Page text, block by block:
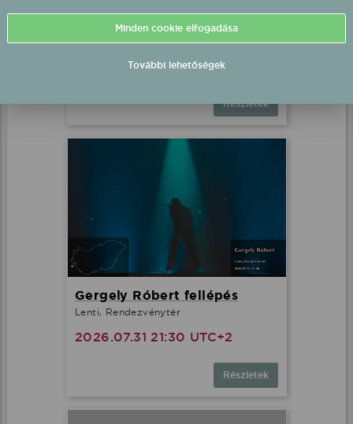
Peter Srámek fellépés
Nyíregyháza, Sóstó Garden
2026.07.31 21:30 UTC+2
Részletek
Gergely Róbert fellépés
Lenti, Rendezvénytér
2026.07.31 21:30 UTC+2
Részletek